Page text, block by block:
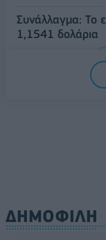
Συνάλλαγμα: Το
1,1541 δολάρια
ΔΗΜΟΦΙΛΗ